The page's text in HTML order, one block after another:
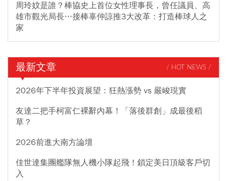
周玲妏是誰？棒協史上首位女性理事長，曾任議員、高
雄市觀光局長…接棒辜仲諒推3大改革：打造棒球人之
家
最新文章 / HOT NEWS /
2026年下半年投資展望：狂熱漲勢 vs 嚴峻現實
友達二把手柯富仁裸辭內幕！「落後群創」成最後稻
草？
2026前進大南方論壇
佳世達集團艦隊無人機小隊起飛！鎖定美日頂級客戶切
入